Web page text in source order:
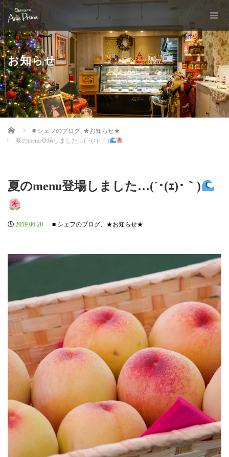
お知らせ
Home ■ シェフのブログ, ★お知らせ★
夏のmenu登場しました…(´･(ｪ)･｀)
夏のmenu登場しました…(´･(ｪ)･｀)
2019.06.20 ■ シェフのブログ、 ★お知らせ★